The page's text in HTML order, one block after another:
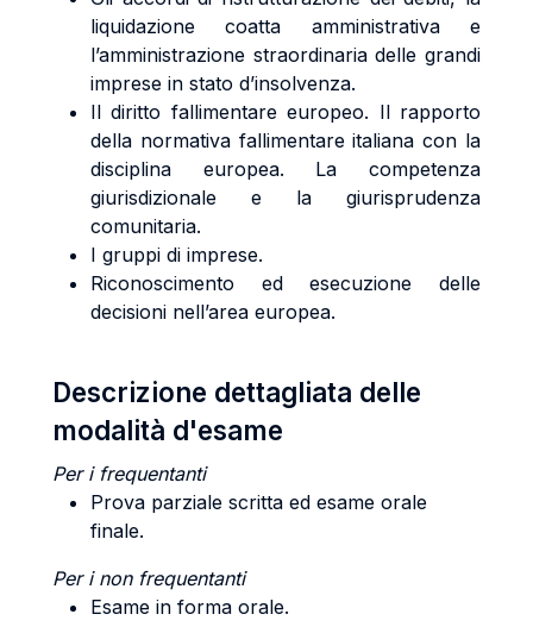
liquidazione coatta amministrativa e
l’amministrazione straordinaria delle grandi
imprese in stato d’insolvenza.
Il diritto fallimentare europeo. Il rapporto
della normativa fallimentare italiana con la
disciplina europea. La competenza
giurisdizionale e la giurisprudenza
comunitaria.
I gruppi di imprese.
Riconoscimento ed esecuzione delle
decisioni nell’area europea.
Descrizione dettagliata delle
modalità d'esame
Per i frequentanti
Prova parziale scritta ed esame orale
finale.
Per i non frequentanti
Esame in forma orale.